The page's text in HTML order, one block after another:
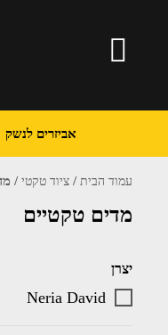
אביזרים לנשק
עמוד הבית / ציוד טקטי /
מדים טקטיים
יצרן
Neria David